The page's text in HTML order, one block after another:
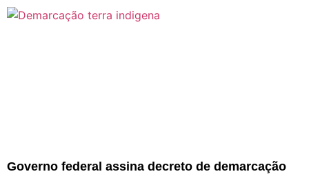
Governo federal assina decreto de demarcação